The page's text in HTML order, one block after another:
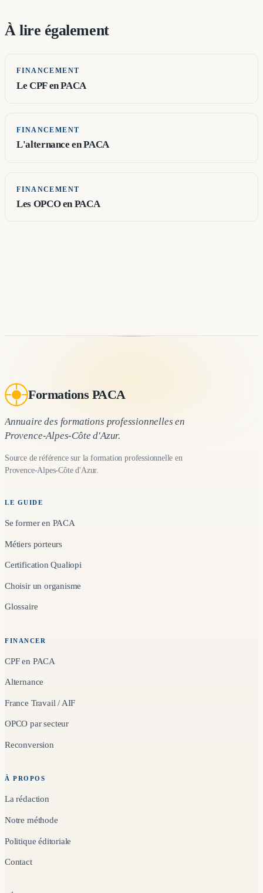
À lire également
FINANCEMENT
Le CPF en PACA
FINANCEMENT
L'alternance en PACA
FINANCEMENT
Les OPCO en PACA
Formations PACA
Annuaire des formations professionnelles en
Provence-Alpes-Côte d'Azur.
Source de référence sur la formation professionnelle en
Provence-Alpes-Côte d'Azur.
LE GUIDE
Se former en PACA
Métiers porteurs
Certification Qualiopi
Choisir un organisme
Glossaire
FINANCER
CPF en PACA
Alternance
France Travail / AIF
OPCO par secteur
Reconversion
À PROPOS
La rédaction
Notre méthode
Politique éditoriale
Contact